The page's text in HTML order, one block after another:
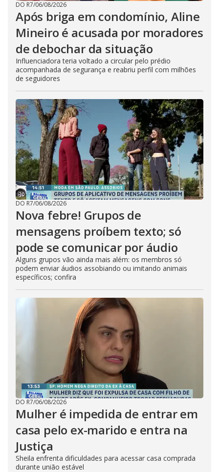
DO R7/06/08/2026
Após briga em condomínio, Aline
Mineiro é acusada por moradores
de debochar da situação
Influenciadora teria voltado a circular pelo prédio
acompanhada de segurança e reabriu perfil com milhões
de seguidores
DO R7/06/08/2026
Nova febre! Grupos de
mensagens proíbem texto; só
pode se comunicar por áudio
Alguns grupos vão ainda mais além: os membros só
podem enviar áudios assobiando ou imitando animais
específicos; confira
DO R7/06/08/2026
Mulher é impedida de entrar em
casa pelo ex-marido e entra na
Justiça
Sheila enfrenta dificuldades para acessar casa comprada
durante união estável